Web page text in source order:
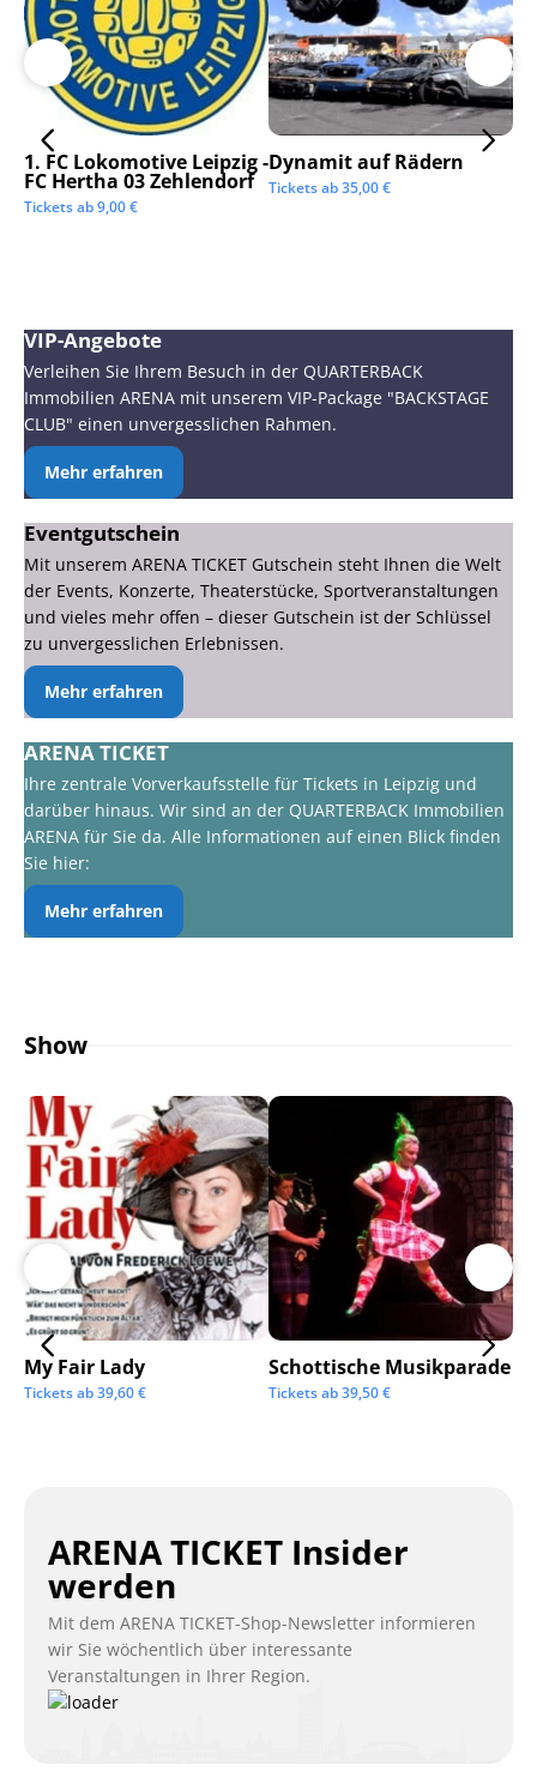
1. FC Lokomotive Leipzig -
FC Hertha 03 Zehlendorf
Tickets ab9,00€
Dynamit auf Rädern
Tickets ab35,00€
VIP-Angebote
Verleihen Sie Ihrem Besuch in der QUARTERBACK
Immobilien ARENA mit unserem VIP-Package "BACKSTAGE
CLUB" einen unvergesslichen Rahmen.
Mehr erfahren
Eventgutschein
Mit unserem ARENA TICKET Gutschein steht Ihnen die Welt
der Events, Konzerte, Theaterstücke, Sportveranstaltungen
und vieles mehr offen – dieser Gutschein ist der Schlüssel
zu unvergesslichen Erlebnissen.
Mehr erfahren
ARENA TICKET
Ihre zentrale Vorverkaufsstelle für Tickets in Leipzig und
darüber hinaus. Wir sind an der QUARTERBACK Immobilien
ARENA für Sie da. Alle Informationen auf einen Blick finden
Sie hier:
Mehr erfahren
Show
My Fair Lady
Tickets ab39,60€
Schottische Musikparade
Tickets ab39,50€
ARENA TICKET Insider
werden
Mit dem ARENA TICKET-Shop-Newsletter informieren
wir Sie wöchentlich über interessante
Veranstaltungen in Ihrer Region.